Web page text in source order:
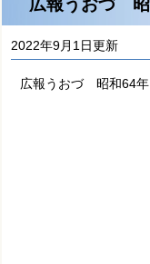
広報うおづ
2022年9月1日更新
広報うおづ 昭和64